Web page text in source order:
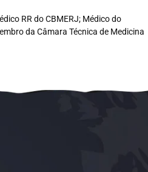
RR do CBMERJ; Médico do
da Câmara Técnica de Medicina